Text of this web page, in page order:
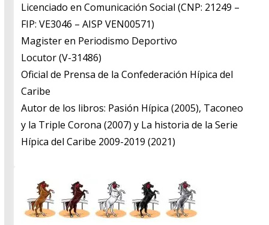
Licenciado en Comunicación Social (CNP: 21249 –
FIP: VE3046 – AISP VEN00571)
​Magister en Periodismo Deportivo
​Locutor (V-31486)
​Oficial de Prensa de la Confederación Hípica del
Caribe
​Autor de los libros: Pasión Hípica (2005), Taconeo
y la Triple Corona (2007) y La historia de la Serie
Hípica del Caribe 2009-2019 (2021)